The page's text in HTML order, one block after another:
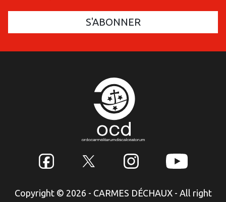
Copyright © 2026 - CARMES DÉCHAUX - All right